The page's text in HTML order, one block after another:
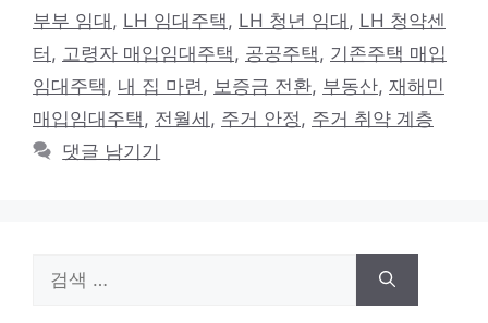
부부 임대 , LH 임대주택 , LH 청년 임대 , LH 청약센
터 , 고령자 매입임대주택 , 공공주택 , 기존주택 매입
임대주택 , 내 집 마련 , 보증금 전환, 부동산, 재해민
매입임대주택 , 전월세 , 주거 안정 , 주거 취약 계층
댓글 남기기
색: